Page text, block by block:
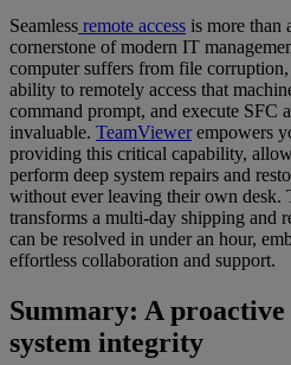
Seamless remote access is more than
cornerstone of modern IT
computer suffers from file
ability to remotely access that
command prompt, and execute SFC
invaluable. TeamViewerempowers
providing this critical capability,
perform deep system repairs and
without ever leaving their own desk.
transforms a multi-day shipping and
can be resolved in under an hour,
effortless collaboration and support.
Summary: A
system integrity